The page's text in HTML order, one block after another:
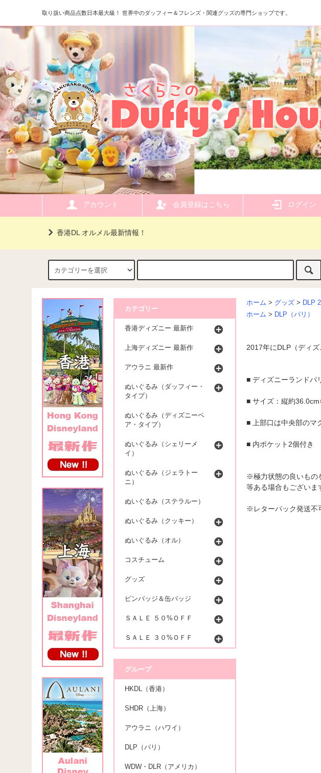
取り扱い商品点数日本最大級！ 世界中のダッフィー＆フレンズ・関連グッズの専門ショップです。
アカウント 会員登録はこちら ログイン
香港DL オルメル最新情報！
ホーム > グッズ > DLP
ホーム > DLP（パリ）
2017年にDLP（ディ
■ ディズニーランドパ
■ サイズ：縦約
■ 上部口は中央部のマ
■ 内ポケット2個付き
※極力状態の良いもの
等ある場合もございま
※レターパック発送不
カテゴリー
香港ディズニー 最新作
上海ディズニー 最新作
アウラニ 最新作
ぬいぐるみ（ダッフィー・
タイプ）
ぬいぐるみ（ディズニーベ
ア・タイプ）
ぬいぐるみ（シェリーメ
イ）
ぬいぐるみ（ジェラトー
ニ）
ぬいぐるみ（ステラルー）
ぬいぐるみ（クッキー）
ぬいぐるみ（オル）
コスチューム
グッズ
ピンバッジ＆缶バッジ
ＳＡＬＥ ５０%ＯＦＦ
ＳＡＬＥ ３０%ＯＦＦ
グループ
HKDL（香港）
SHDR（上海）
アウラニ（ハワイ）
DLP（パリ）
WDW・DLR（アメリカ）